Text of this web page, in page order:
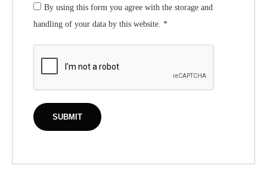
By using this form you agree with the storage and
handling of your data by this website. *